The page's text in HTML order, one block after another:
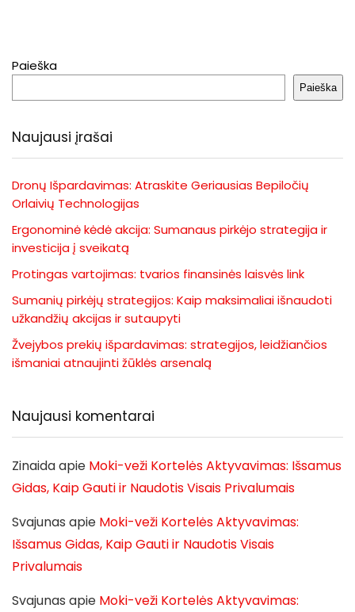
Paieška
Paieška
Naujausi įrašai
Dronų Išpardavimas: Atraskite Geriausias Bepiločių
Orlaivių Technologijas
Ergonominė kėdė akcija: Sumanaus pirkėjo strategija ir
investicija į sveikatą
Protingas vartojimas: tvarios finansinės laisvės link
Sumanių pirkėjų strategijos: Kaip maksimaliai išnaudoti
užkandžių akcijas ir sutaupyti
Žvejybos prekių išpardavimas: strategijos, leidžiančios
išmaniai atnaujinti žūklės arsenalą
Naujausi komentarai
Zinaidaapie Moki-veži Kortelės Aktyvavimas: Išsamus
Gidas, Kaip Gauti ir Naudotis Visais Privalumais
Svajunas apie Moki-veži Kortelės Aktyvavimas:
Išsamus Gidas, Kaip Gauti ir Naudotis Visais
Privalumais
Svajunas apie Moki-veži Kortelės Aktyvavimas: